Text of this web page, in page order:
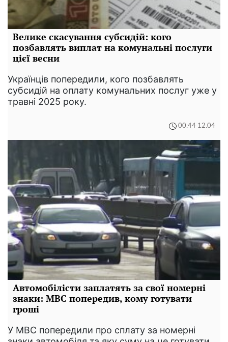
Велике скасування субсидій: кого
позбавлять виплат на комунальні послуги
цієї весни
Українців попередили, кого позбавлять
субсидій на оплату комунальних послуг уже у
травні 2025 року.
00:44 12.04
Автомобілісти заплатять за свої номерні
знаки: МВС попередив, кому готувати
гроші
У МВС попередили про сплату за номерні